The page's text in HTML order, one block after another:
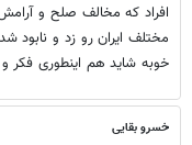
افراد که مخالف صلح و
مختلف ایران رو زد و نابود
خوبه شاید هم اینطوری فکر
خسرو بقایی